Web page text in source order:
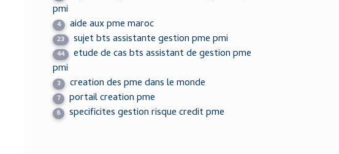
pmi
4 aide aux pme maroc
23 sujet bts assistante gestion pme pmi
44
etude de cas bts assistant de gestion pme
pmi
3 creation des pme dans le monde
7 portail creation pme
8 specificites gestion risque credit pme